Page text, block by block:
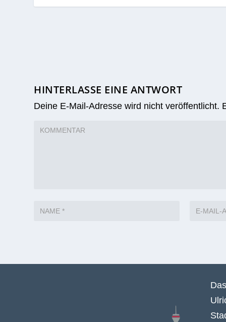
HINTERLASSE EINE ANTWORT
Deine E-Mail-Adresse wird nicht veröffentlicht.